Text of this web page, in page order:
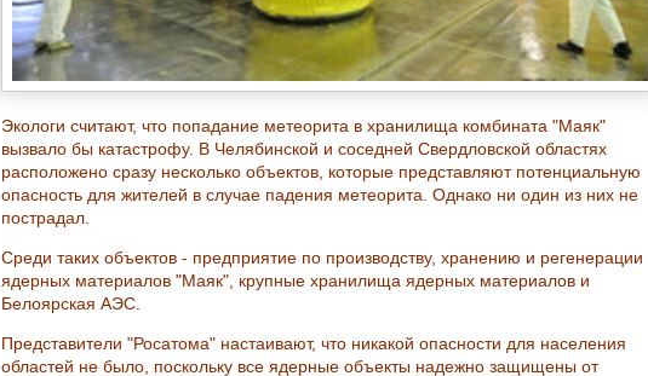
Экологи считают, что попадание метеорита в хранилища комбината "Маяк"
вызвало бы катастрофу. В Челябинской и соседней Свердловской областях
расположено сразу несколько объектов, которые представляют потенциальную
опасность для жителей в случае падения метеорита. Однако ни один из них не
пострадал.
Среди таких объектов - предприятие по производству, хранению и регенерации
ядерных материалов "Маяк", крупные хранилища ядерных материалов и
Белоярская АЭС.
Представители "Росатома" настаивают, что никакой опасности для населения
областей не было, поскольку все ядерные объекты надежно защищены от